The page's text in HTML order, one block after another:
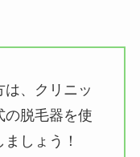
、クリニッ
の脱毛器を使
しょう！